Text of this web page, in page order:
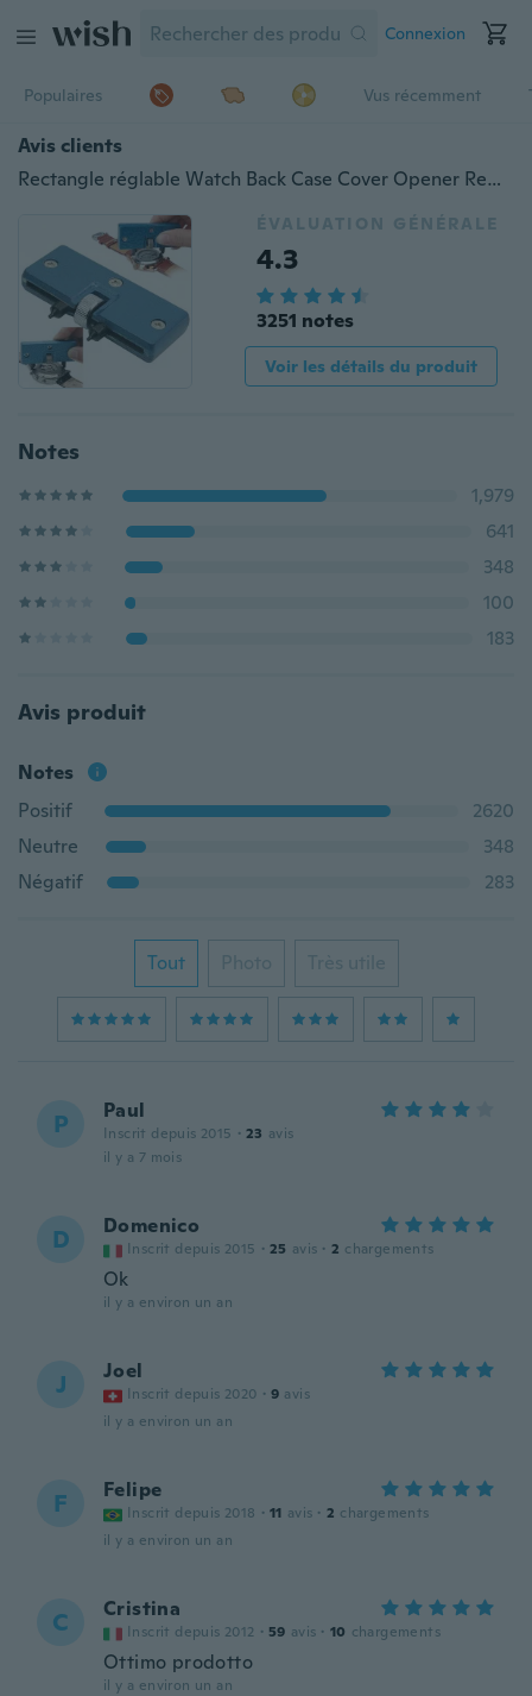
Connexion
Populaires Vus récemment
Avis clients
Rectangle réglable Watch Back Case Cover Opener Remover Wrench Repair Kit Tool
ÉVALUATION GÉNÉRALE
4.3
3251 notes
Voir les détails du produit
Notes
1,979
641
348
100
183
Avis produit
Notes
Positif
2620
Neutre
348
Négatif
283
Tout Photo Très utile
P Paul
Inscrit depuis 2015 · 23 avis
il y a 7 mois
D Domenico
Inscrit depuis 2015 · 25 avis · 2 chargements
Ok
il y a environ un an
J Joel
Inscrit depuis 2020 · 9 avis
il y a environ un an
F Felipe
Inscrit depuis 2018 · 11 avis · 2 chargements
il y a environ un an
C Cristina
Inscrit depuis 2012 · 59 avis · 10 chargements
Ottimo prodotto
il y a environ un an